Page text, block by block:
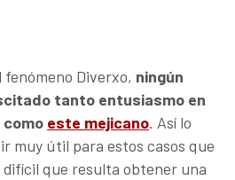
fenómeno Diverxo, ningún
tanto entusiasmo en
este mejicano. Así lo
muy útil para estos casos que
que resulta obtener una